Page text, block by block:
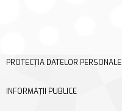
PROTECȚIA DATELOR PERSONALE
INFORMAȚII PUBLICE